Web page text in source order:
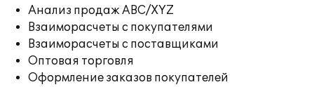
Анализ продаж ABC/XYZ
Взаиморасчеты с покупателями
Взаиморасчеты с поставщиками
Оптовая торговля
Оформление заказов покупателей